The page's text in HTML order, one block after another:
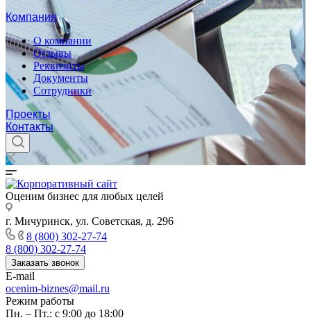
Компания
О компании
Отзывы
Реквизиты
Документы
Сотрудники
Проекты
Контакты
Оценим бизнес для любых целей
г. Мичуринск, ул. Советская, д. 296
8 (800) 302-27-74
8 (800) 302-27-74
Заказать звонок
E-mail
ocenim-biznes@mail.ru
Режим работы
Пн. – Пт.: с 9:00 до 18:00